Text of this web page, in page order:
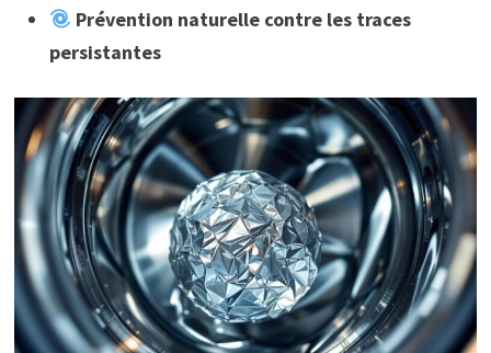
Prévention naturelle contre les traces
persistantes